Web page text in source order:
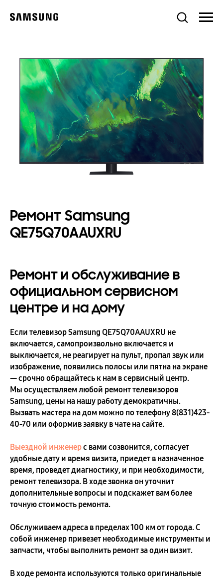
Ремонт Samsung
QE75Q70AAUXRU
Ремонт и обслуживание в
официальном сервисном
центре и на дому
Если телевизор Samsung QE75Q70AAUXRU не
включается, самопроизвольно включается и
выключается, не реагирует на пульт, пропал звук или
изображение, появились полосы или пятна на экране
— срочно обращайтесь к нам в сервисный центр.
Мы осуществляем любой ремонт телевизоров
Samsung, цены на нашу работу демократичны.
Вызвать мастера на дом можно по телефону8(831)423-
40-70 или оформив заявку в чате на сайте.
Выездной инженерс вами созвонится, согласует
удобные дату и время визита, приедет в назначенное
время, проведет диагностику, и при необходимости,
ремонт телевизора. В ходе звонка он уточнит
дополнительные вопросы и подскажет вам более
точную стоимость ремонта.
Обслуживаем адреса в пределах 100 км от города. С
собой инженер привезет необходимые инструменты и
запчасти, чтобы выполнить ремонт за один визит.
В ходе ремонта используются только оригинальные